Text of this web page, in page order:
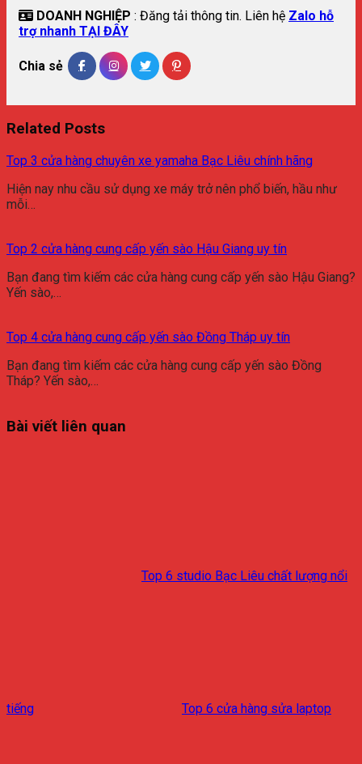
DOANH NGHIỆP : Đăng tải thông tin. Liên hệ Zalo hỗ
trợ nhanh TẠI ĐÂY
Chia sẻ
Related Posts
Top 3 cửa hàng chuyên xe yamaha Bạc Liêu chính hãng
Hiện nay nhu cầu sử dụng xe máy trở nên phổ biến, hầu như
mỗi…
Top 2 cửa hàng cung cấp yến sào Hậu Giang uy tín
Bạn đang tìm kiếm các cửa hàng cung cấp yến sào Hậu Giang?
Yến sào,…
Top 4 cửa hàng cung cấp yến sào Đồng Tháp uy tín
Bạn đang tìm kiếm các cửa hàng cung cấp yến sào Đồng
Tháp? Yến sào,…
Bài viết liên quan
Top 6 studio Bạc Liêu chất lượng nổi
tiếng Top 6 cửa hàng sửa laptop